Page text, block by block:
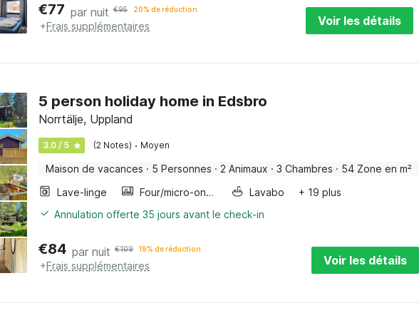
€77 par nuit €95 20% de réduction
+Frais supplémentaires Voir les détails
5 person holiday home in Edsbro
Norrtälje, Uppland
3.0 / 5 (2 Notes) · Moyen
Maison de vacances · 5 Personnes · 2 Animaux · 3 Chambres · 54 Zone en m²
Lave-linge
Four/micro-onde combinés Lavabo
+ 19 plus
Annulation offerte 35 jours avant le check-in
€84 par nuit €109 19% de réduction
+Frais supplémentaires Voir les détails